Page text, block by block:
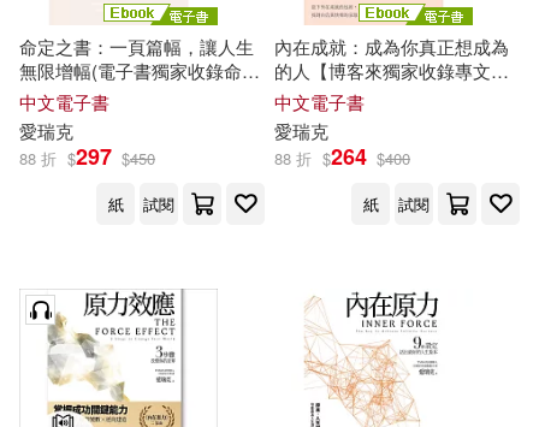
(1)
史威卡(1) 史蒂文．肯瑞克(1)
哈維爾.漢瑞克斯(1)
哈維爾‧漢瑞克斯，海倫‧杭特(1)
埃瑞克·維內爾(作者)(1)
布赫(1)
潮浪文化(2) 生命潛能(2)
華夏出版社(2)
長江少年兒童出版社(2)
Audite(1)
Capriccio(1)
其他 (可複選)
現在可購買商品(61)
作者/演唱/譯/編/繪(37)
範圍
命定之書：一頁篇幅，讓人生
無限增幅(電子書獨家收錄命定
金句) (電子書)
中文電子書
愛瑞克
88 折 $297 $450
紙
試閱
內在成就：成為你真正想成為
的人【博客來獨家收錄專文─
獻給有孩子的父母們】 (電子
書)
中文電子書
愛瑞克
88 折 $264 $400
紙
試閱